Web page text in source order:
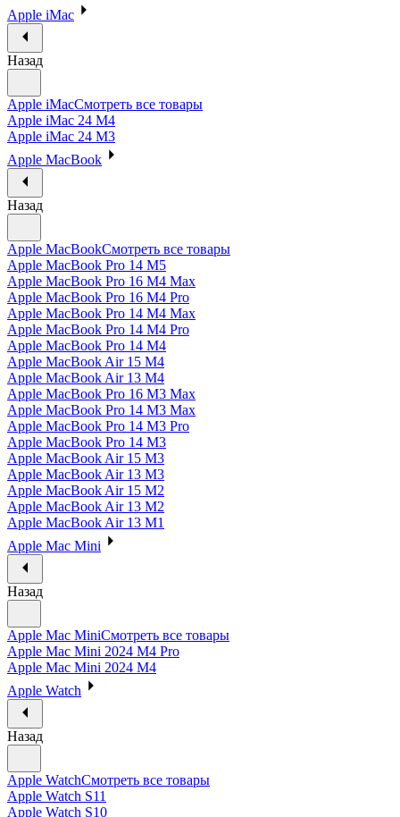
Apple iMac
Назад
Apple iMacСмотреть все товары
Apple iMac 24 M4
Apple iMac 24 M3
Apple MacBook
Назад
Apple MacBookСмотреть все товары
Apple MacBook Pro 14 M5
Apple MacBook Pro 16 M4 Max
Apple MacBook Pro 16 M4 Pro
Apple MacBook Pro 14 M4 Max
Apple MacBook Pro 14 M4 Pro
Apple MacBook Pro 14 M4
Apple MacBook Air 15 M4
Apple MacBook Air 13 M4
Apple MacBook Pro 16 M3 Max
Apple MacBook Pro 14 M3 Max
Apple MacBook Pro 14 M3 Pro
Apple MacBook Pro 14 M3
Apple MacBook Air 15 M3
Apple MacBook Air 13 M3
Apple MacBook Air 15 M2
Apple MacBook Air 13 M2
Apple MacBook Air 13 M1
Apple Mac Mini
Назад
Apple Mac MiniСмотреть все товары
Apple Mac Mini 2024 M4 Pro
Apple Mac Mini 2024 M4
Apple Watch
Назад
Apple WatchСмотреть все товары
Apple Watch S11
Apple Watch S10